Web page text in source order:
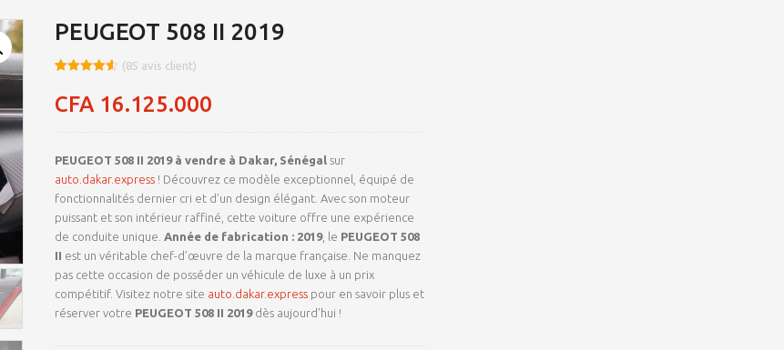
PEUGEOT 508 II 2019
sur 5
basé sur
client
(85 avis client)
CFA16.125.000
PEUGEOT 508 II 2019 à vendre à Dakar, Sénégalsur
auto.dakar.express! Découvrez ce modèle exceptionnel, équipé de
fonctionnalités dernier cri et d’un design élégant. Avec son moteur
puissant et son intérieur raffiné, cette voiture offre une expérience
de conduite unique. Année de fabrication : 2019, le PEUGEOT 508
II est un véritable chef-d’œuvre de la marque française. Ne manquez
pas cette occasion de posséder un véhicule de luxe à un prix
compétitif. Visitez notre site auto.dakar.expresspour en savoir plus et
réserver votre PEUGEOT 508 II 2019dès aujourd’hui !